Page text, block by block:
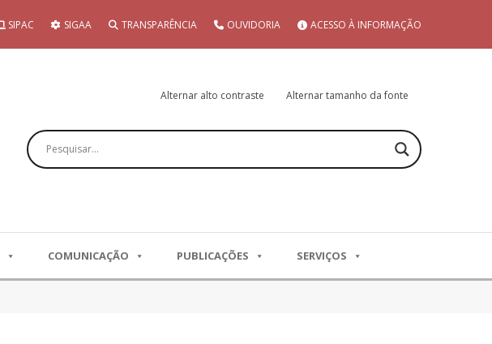
SIPAC SIGAA TRANSPARÊNCIA OUVIDORIA ACESSO À INFORMAÇÃO
Alternar alto contraste Alternar tamanho da fonte
Pesquisar
COMUNICAÇÃO PUBLICAÇÕES SERVIÇOS